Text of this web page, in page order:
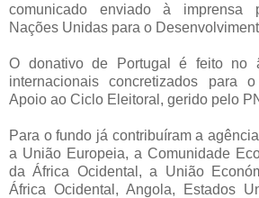
comunicado enviado à imprensa
Nações Unidas para o
O donativo de Portugal é feito no
internacionais concretizados para
Apoio ao Ciclo Eleitoral, gerido pelo
Para o fundo já contribuíram a
a União Europeia, a Comunidade
da África Ocidental, a União
África Ocidental, Angola, Estados